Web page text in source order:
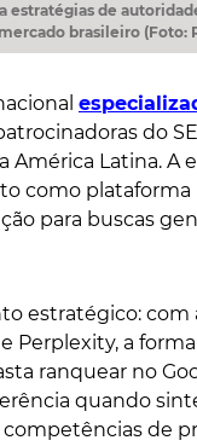
estratégias de
brasileiro (Foto:
do
América Latina. A
como
para buscas
estratégico: com
Perplexity, a
ranquear no
quando
de